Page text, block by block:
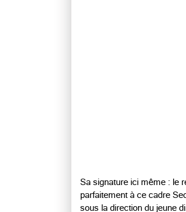
Sa signature ici même : le
parfaitement à ce cadre
sous la direction du jeune